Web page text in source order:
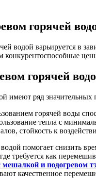
горячей
водой варьируется в
горячей
имеют ряд значительных
горячей воды
тепла с
стойкость к
помогает снизить
требуется как
мешалкой и подогревом
качественное